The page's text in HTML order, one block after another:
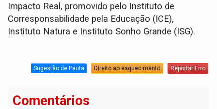
Impacto Real, promovido pelo Instituto de
Corresponsabilidade pela Educação (ICE),
Instituto Natura e Instituto Sonho Grande (ISG).
Sugestão de Pauta Direito ao esquecimento Reportar Erro
Comentários